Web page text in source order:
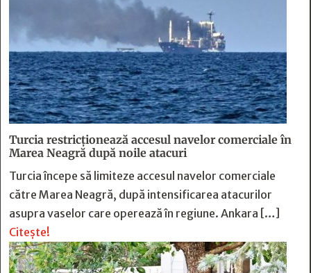
Turcia restricționează accesul navelor comerciale în
Marea Neagră după noile atacuri
Turcia începe să limiteze accesul navelor comerciale
către Marea Neagră, după intensificarea atacurilor
asupra vaselor care operează în regiune. Ankara […]
Citește!